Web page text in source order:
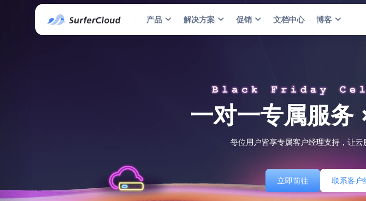
产品 解决方案 促销 文档中心 博客
一对一专属服务
每位用户皆享专属客户经理支持，让云
立即前往 联系客户